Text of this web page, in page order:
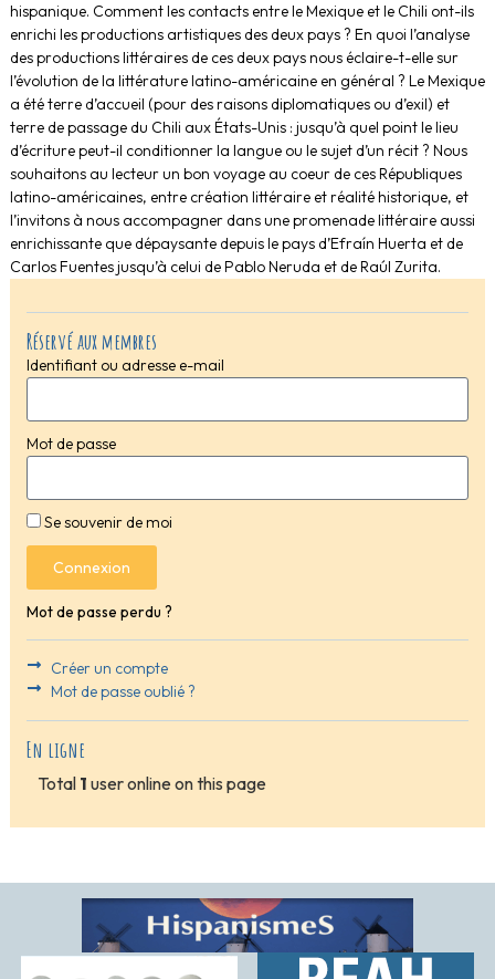
Réservé aux membres
Identifiant ou adresse e-mail
Mot de passe
Se souvenir de moi
Connexion
Mot de passe perdu ?
Créer un compte
Mot de passe oublié ?
En ligne
Total 1 user online on this page
hispanique. Comment les contacts entre le Mexique et le Chili ont-ils
enrichi les productions artistiques des deux pays ? En quoi l’analyse
des productions littéraires de ces deux pays nous éclaire-t-elle sur
l’évolution de la littérature latino-américaine en général ? Le Mexique
a été terre d’accueil (pour des raisons diplomatiques ou d’exil) et
terre de passage du Chili aux États-Unis : jusqu’à quel point le lieu
d’écriture peut-il conditionner la langue ou le sujet d’un récit ? Nous
souhaitons au lecteur un bon voyage au coeur de ces Républiques
latino-américaines, entre création littéraire et réalité historique, et
l’invitons à nous accompagner dans une promenade littéraire aussi
enrichissante que dépaysante depuis le pays d’Efraín Huerta et de
Carlos Fuentes jusqu’à celui de Pablo Neruda et de Raúl Zurita.